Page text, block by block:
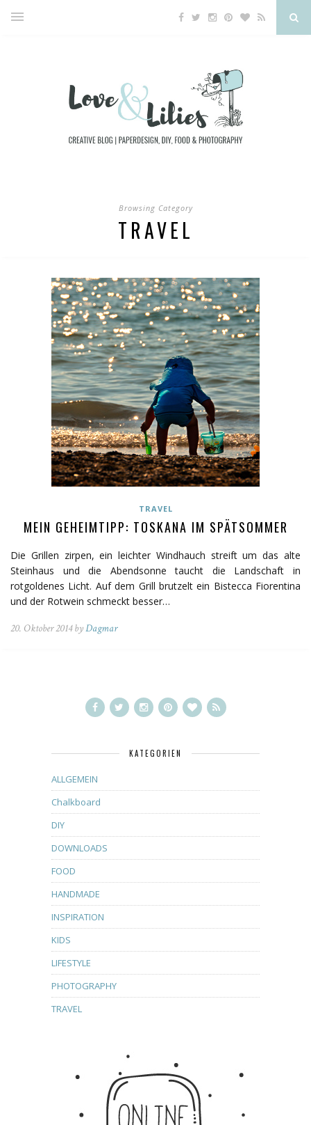
Browsing Category
TRAVEL
TRAVEL
MEIN GEHEIMTIPP: TOSKANA IM SPÄTSOMMER
Die Grillen zirpen, ein leichter Windhauch streift um das alte
Steinhaus und die Abendsonne taucht die Landschaft in
rotgoldenes Licht. Auf dem Grill brutzelt ein Bistecca Fiorentina
und der Rotwein schmeckt besser…
20. Oktober 2014 byDagmar
KATEGORIEN
ALLGEMEIN
Chalkboard
DIY
DOWNLOADS
FOOD
HANDMADE
INSPIRATION
KIDS
LIFESTYLE
PHOTOGRAPHY
TRAVEL